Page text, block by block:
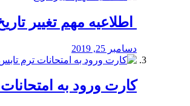
اطلاعیه مهم تغییر
دسامبر 25, 2019
کارت ورود به